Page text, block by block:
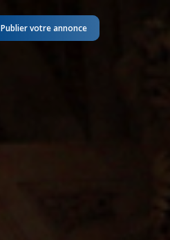
Publier votre annonce